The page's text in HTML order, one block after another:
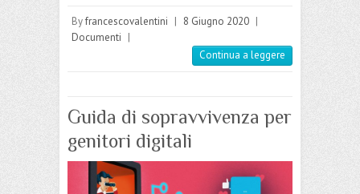
Byfrancescovalentini | 8 Giugno 2020 |
Documenti |
Continua a leggere
Guida di sopravvivenza per
genitori digitali